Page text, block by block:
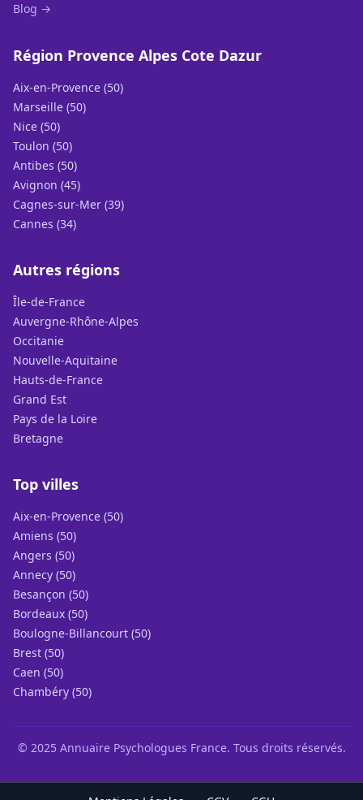
Blog →
Région Provence Alpes Cote Dazur
Aix-en-Provence (50)
Marseille (50)
Nice (50)
Toulon (50)
Antibes (50)
Avignon (45)
Cagnes-sur-Mer (39)
Cannes (34)
Autres régions
Île-de-France
Auvergne-Rhône-Alpes
Occitanie
Nouvelle-Aquitaine
Hauts-de-France
Grand Est
Pays de la Loire
Bretagne
Top villes
Aix-en-Provence (50)
Amiens (50)
Angers (50)
Annecy (50)
Besançon (50)
Bordeaux (50)
Boulogne-Billancourt (50)
Brest (50)
Caen (50)
Chambéry (50)
© 2025 Annuaire Psychologues France. Tous droits réservés.